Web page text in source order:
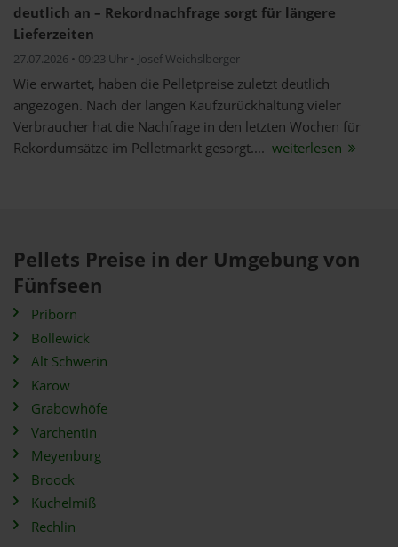
deutlich an – Rekordnachfrage sorgt für längere
Lieferzeiten
27.07.2026 • 09:23 Uhr • Josef Weichslberger
Wie erwartet, haben die Pelletpreise zuletzt deutlich
angezogen. Nach der langen Kaufzurückhaltung vieler
Verbraucher hat die Nachfrage in den letzten Wochen für
Rekordumsätze im Pelletmarkt gesorgt.... weiterlesen
Pellets Preise in der Umgebung von
Fünfseen
Priborn
Bollewick
Alt Schwerin
Karow
Grabowhöfe
Varchentin
Meyenburg
Broock
Kuchelmiß
Rechlin